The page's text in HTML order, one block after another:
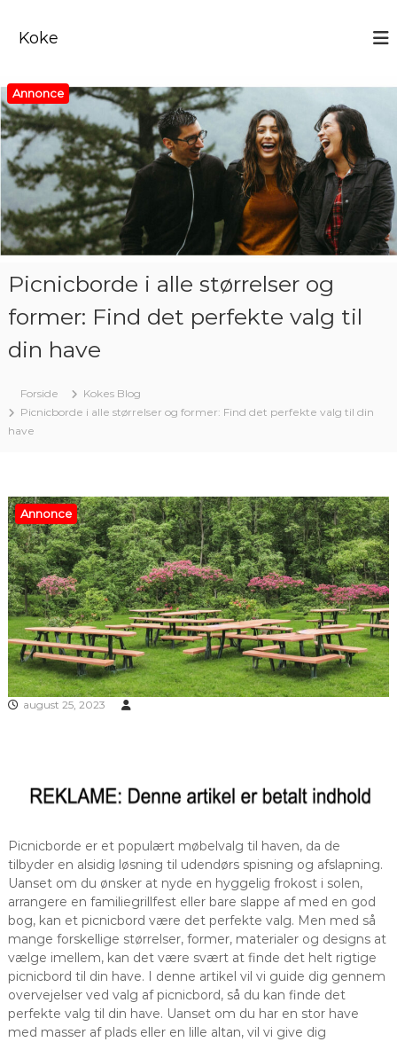
e
t
i
d
h
o
Koke
Annonce
Picnicborde i alle størrelser og
former: Find det perfekte valg til
din have
Forside
Kokes Blog
Picnicborde i alle størrelser og former: Find det perfekte valg til din
have
Annonce
august 25, 2023
Picnicborde er et populært møbelvalg til haven, da de
tilbyder en alsidig løsning til udendørs spisning og afslapning.
Uanset om du ønsker at nyde en hyggelig frokost i solen,
arrangere en familiegrillfest eller bare slappe af med en god
bog, kan et picnicbord være det perfekte valg. Men med så
mange forskellige størrelser, former, materialer og designs at
vælge imellem, kan det være svært at finde det helt rigtige
picnicbord til din have. I denne artikel vil vi guide dig gennem
overvejelser ved valg af picnicbord, så du kan finde det
perfekte valg til din have. Uanset om du har en stor have
med masser af plads eller en lille altan, vil vi give dig